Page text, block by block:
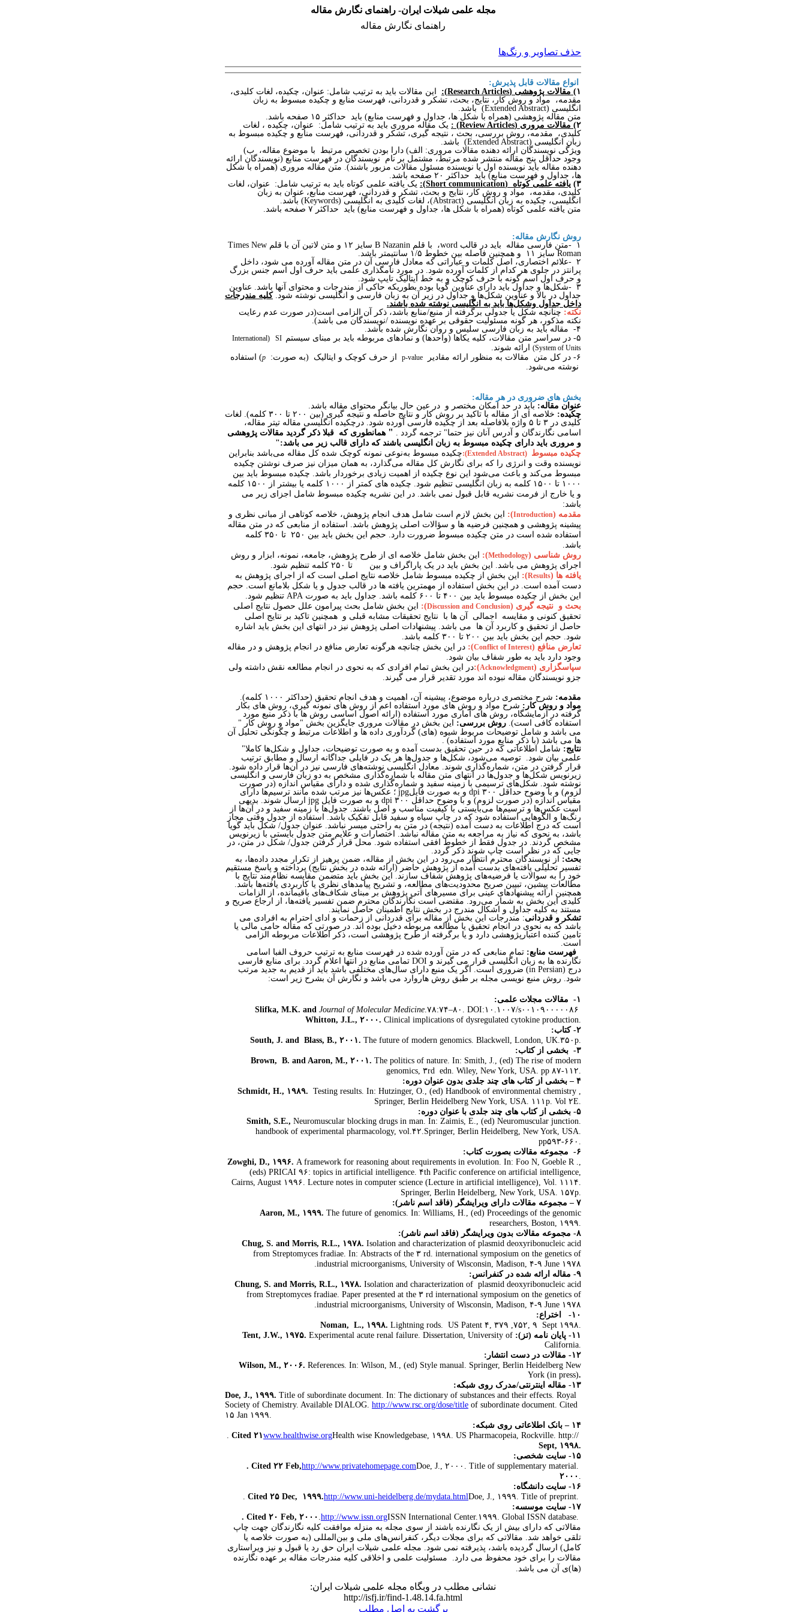
مجله علمی شیلات ایران- راهنمای نگارش مقاله
راهنمای نگارش مقاله
حذف تصاویر و رنگ‌ها
انواع مقالات قابل پذیرش:
۱) مقالات پژوهشی (Research Articles
):
این مقالات باید به ترتیب شامل: عنوان، چکیده، لغات کلیدی،
مقدمه، مواد و روش کار، نتایج، بحث، تشکر و قدردانی، فهرست منابع و چکیده مبسوط به زبان
انگلیسی (Extended Abstract)
باشد.
متن مقاله پژوهشی (همراه با شکل ها، جداول و فهرست منابع) باید حداکثر ۱۵ صفحه باشد.
۲) مقالات مروری (
Review Articles
) : یک مقاله مروری باید به ترتیب شامل: عنوان، چکیده ، لغات
کلیدی، مقدمه، روش بررسی، بحث ، نتیجه گیری، تشکر و قدردانی، فهرست منابع و چکیده مبسوط به
زبان انگلیسی (Extended Abstract) باشد.
وی‍ژگی نویسندگان ارائه دهنده مقالات مروری: الف) دارا بودن تخصص مرتبط با موضوع مقاله، ب)
وجود حداقل پنج مقاله منتشر شده مرتبط، مشتمل بر نام نویسندگان در فهرست منابع (نویسندگان ارائه
دهنده مقاله باید نویسنده اول یا نویسنده مسئول مقالات مزبور باشند). متن مقاله مروری (همراه با شکل
ها، جداول و فهرست منابع) باید حداکثر ۲۰ صفحه باشد.
۳) یافته علمی کوتاه (
Short communication
): یک یافته علمی کوتاه باید به ترتیب شامل: عنوان، لغات
کلیدی، مقدمه، مواد و روش کار، نتایج و بحث، تشکر و قدردانی، فهرست منابع، عنوان به زبان
انگلیسی، چکیده به زبان انگلیسی (Abstract)، لغات کلیدی به انگلیسی (Keywords) باشد.
متن یافته علمی کوتاه (همراه با شکل ها، جداول و فهرست منابع) باید حداکثر ۷ صفحه باشد.
روش نگارش مقاله:
۱
-متن فارسی مقاله باید در قالب word، با قلم B Nazanin سایز ۱۲ و متن لاتین آن با قلم
Times New
Roman سایز ۱۱ و همچنین فاصله بین خطوط ۱/۵ سانتیمتر باشد
.
۲ -علائم اختصاری، اصل کلمات و عباراتی که معادل فارسی آن در متن مقاله آورده می شود، داخل
پرانتز در جلوی هر کدام از کلمات آورده شود. در مورد نامگذاری علمی باید حرف اول اسم جنس بزرگ
و حرف اول اسم گونه با حرف کوچک و به خط ایتالیک تایپ شود.
۳ -شکل‌ها و جداول باید دارای عناوین گویا بوده بطوریکه حاکی از مندرجات و محتوای آنها باشد. عناوین
جداول در بالا و عناوین شکل‌ها و جداول در زیر آن به زبان فارسی و انگلیسی نوشته شود.کلیه مندرجات
داخل جداول وشکل‌ها باید به انگلیسی نوشته شده باشند.
نکته: چنانچه شکل یا جدولی برگرفته از منبع/منابع باشد، ذکر آن الزامی است(در صورت عدم رعایت
نکته مذکور، هر گونه مسئولیت حقوقی بر عهده نویسنده /نویسندگان می باشد).
۴- مقاله باید به زبان فارسی سلیس و روان نگارش شده باشد.
۵- در سراسر متن مقالات، کلیه یکاها (واحدها) و نمادهای مربوطه باید بر مبنای سیستم
SI
(
International
System of Units
) ارائه شوند.
۶- در کل متن
مقالات به منظور ارائه مقادیر p-value از حرف کوچک و ایتالیک (به صورت: p) استفاده
نوشته می‌شود.
بخش های ضروری در هر مقاله:
عنوان مقاله: باید در حد امکان مختصر و در عین حال بیانگر محتوای مقاله باشد.
چکیده:
خلاصه ای از مقاله با تاکید بر روش کار و نتایج حاصله و نتیجه گیری (بین ۲۰۰ تا ۳۰۰ کلمه). لغات
کلیدی در ۳ تا ۵ واژه بلافاصله بعد از چکیده فارسی آورده شود. درچکیده انگلیسی مقاله تیتر مقاله،
اسامی نگارندگان و آدرس آنان نیز حتما" ترجمه گردد .
" همانطوری که قبلا ذکر گردید مقالات پژوهشی
و مروری باید دارای چکیده مبسوط به زبان انگلیسی باشند که دارای قالب زیر می باشد:"
چکیده مبسوط :(Extended Abstract)چکیده مبسوط به‌نوعی نمونه کوچک شده کل مقاله می‌باشد بنابراین
نویسنده وقت و انرژی را که برای نگارش کل مقاله می‌گذارد، به همان میزان نیز صرف نوشتن چکیده
مبسوط می‌کند و باعث می‌شود این نوع چکیده از اهمیت زیادی برخوردار باشد. چکیده مبسوط باید بین
۱۰۰۰ تا ۱۵۰۰ کلمه به زبان انگلیسی تنظیم شود. چکیده­ های کمتر از ۱۰۰۰ کلمه یا بیشتر از ۱۵۰۰ کلمه
و یا خارج از فرمت نشریه قابل قبول نمی­ باشد. در این نشریه چکیده مبسوط شامل اجزای زیر می
باشد:
مقدمه (Introduction
):
این بخش لازم است شامل هدف انجام پژوهش، خلاصه کوتاهی از مبانی نظری و
پیشینه پژوهشی و همچنین فرضیه ­ها و سؤالات اصلی پژوهش باشد. استفاده از منابعی که در متن مقاله
استفاده شده است در متن چکیده مبسوط ضرورت دارد.
حجم این بخش باید بین ۲۵۰ تا ۳۵۰ کلمه
باشد.
روش­ شناسی (Methodology
):
این بخش شامل خلاصه ­ای از طرح پژوهش، جامعه، نمونه، ابزار و روش
اجرای پژوهش می ­باشد. این بخش باید در یک پاراگراف و بین
تنظیم شود.
یافته ­ها (Results
):
این بخش از چکیده مبسوط شامل خلاصه نتایج اصلی است که از اجرای پژوهش به
دست آمده است. در این بخش استفاده از مهم­ترین یافته ­ها در قالب جدول و یا شکل بلامانع است. حجم
این بخش از چکیده مبسوط باید بین ۴۰۰ تا ۶۰۰ کلمه باشد . جداول باید به صورت APA تنظیم شود.
بحث و نتیجه­ گیری (Conclusion
Discussion and
):
این بخش شامل بحث پیرامون علل حصول نتایج اصلی
تحقیق کنونی و مقایسه اجمالی آن ها با نتایج تحقیقات مشابه قبلی و همچنین تاکید بر نتایج اصلی
حاصل از تحقیق و کاربرد آن ها می باشد. پیشنهادات اصلی پژوهش نیز در انتهای این بخش باید اشاره
شود. حجم این بخش باید بین ۲۰۰ تا ۳۰۰ کلمه باشد.
تعارض منافع (Conflict of Interest
): در این بخش چنانچه هرگونه تعارض منافع در انجام پژوهش و در مقاله
وجود دارد باید به طور شفاف بیان شود.
سپاسگزاری (Acknowledgment
):در این بخش تمام افرادی که به نحوی در انجام مطالعه نقش داشته ولی
جزو نویسندگان مقاله نبوده اند مورد تقدیر قرار می گیرند.
مقدمه: شرح مختصری درباره موضوع، پیشینه آن، اهمیت و هدف انجام تحقیق (حداکثر ۱۰۰۰ کلمه)
.
مواد و روش کار: شرح مواد و روش های مورد استفاده اعم از روش های نمونه گیری، روش های بکار
گرفته در آزمایشگاه، روش های آماری مورد استفاده (ارائه اصول اساسی روش ها با ذکر منبع مورد
استفاده کافی است). روش بررسی: این بخش در مقالات مروری جایگزین بخش "مواد و روش کار "
می باشد و شامل توضیحات مربوط شیوه (های) گردآوری داده ها و اطلاعات مرتبط و چگونگی تحلیل آن
ها می باشد (با ذکر منابع مورد استفاده) .
نتایج: شامل اطلاعاتی که در حین تحقیق بدست آمده و به صورت توضیحات، جداول و شکل‌ها کاملا"
علمی بیان شود. توصیه می‌شود، شکل‌ها و جدول‌ها هر یک در فایلی جداگانه ارسال و مطابق ترتیب
قرار گرفتن در متن، شماره‌گذاری شوند. معادل انگلیسی نوشته‌های فارسی نیز در آن‌ها قرار داده شود.
زیرنویس شکل‌ها و جدول‌ها در انتهای متن مقاله با شماره‌گذاری مشخص به دو زبان فارسی و انگلیسی
نوشته شود. شکل‌های ترسیمی با زمینه سفید و شماره‌گذاری شده و دارای مقیاس اندازه (در صورت
لزوم) و با وضوح حداقل ۳۰۰
dpi و به صورت فایلjpg ؛ عکس‌ها نیز مرتب شده مانند ترسیم‌ها دارای
مقیاس اندازه (در صورت لزوم) و با وضوح حداقل ۳۰۰
dpi و به صورت فایل jpg ارسال شوند. بدیهی
است عکس‌ها و ترسیم‌ها می‌بایستی با کیفیت مناسب و اصل باشند. جدول‌ها با زمینه سفید و در آن‌ها از
رنگ‌ها و الگوهایی استفاده شود که در چاپ سیاه و سفید قابل تفکیک باشد. استفاده از جدول وقتی مجاز
است که درج اطلاعات به دست آمده (نتیجه) در متن به راحتی میسر نباشد. عنوان جدول/ شکل باید گویا
باشد، به نحوی که نیاز به مراجعه به متن مقاله نباشد. اختصارات و علایم متن جدول بایستی با زیرنویس
مشخص گردند. در جدول فقط از خطوط افقی استفاده شود. محل قرار گرفتن جدول/ شکل در متن، در
جایی که در نظر است چاپ شوند ذکر گردد.
بحث:
از نویسندگان محترم انتظار می‌رود در این بخش از مقاله، ضمن پرهیز از تکرار مجدد داده‌ها، به
تفسیر تحلیلی یافته‌های بدست آمده از پژوهش حاضر (ارائه شده در بخش نتایج) پرداخته و پاسخ مستقیم
خود را به سوالات یا فرضیه‌های پژوهش شفاف سازند. این بخش باید متضمن مقایسه نظام‌مند نتایج با
مطالعات پیشین، تبیین صریح محدودیت‌های مطالعه، و تشریح پیامدهای نظری یا کاربردی یافته‌ها باشد.
همچنین ارائه پیشنهادهای عینی برای مسیرهای آتی پژوهش بر مبنای شکاف‌های باقیمانده، از الزامات
کلیدی این بخش به شمار می‌رود. مقتضی است نگارندگان محترم ضمن تفسیر یافته‌ها، از ارجاع صریح و
مستند به کلیه جداول و اشکال مندرج در بخش نتایج اطمینان حاصل نمایند.
تشکر و قدردانی: مندرجات این بخش از مقاله برای قدردانی از زحمات و ادای احترام به افرادی می
باشد که به نحوی در انجام تحقیق یا مطالعه مربوطه دخیل بوده اند. در صورتی که مقاله حامی مالی یا
تامین کننده اعتبارپژوهشی دارد و یا برگرفته از طرح پژوهشی است، ذکر اطلاعات مربوطه الزامی
است.
فهرست منابع: تمام منابعی که در متن آورده شده در فهرست منابع به ترتیب حروف الفبا اسامی
نگارنده ها به زبان انگلیسی قرار می گیرند و DOI تمامی منابع در انتها اعلام گردد. برای منابع فارسی
درج (in Persian
) ضروری است. اگر یک منبع دارای سال‌های مختلفی باشد باید از قدیم به جدید مرتب
شود. روش منبع نویسی مجله بر طبق روش هاروارد می باشد و نگارش آن بشرح زیر است:
۱-
مقالات مجلات علمی:
۷۸:۷۴–۸۰. DOI:۱۰.۱۰۰۷/s۰۰۱۰۹۰۰۰۰۰۸۶.
Journal of Molecular Medicine
Slifka, M.K. and
Whitton, J.L., ۲۰۰۰. Clinical implications of dysregulated cytokine production.
۲- کتاب:
South, J. and Blass, B., ۲۰۰۱. The future of modern genomics. Blackwell, London, UK.۳۵۰p.
۳-
بخشی از کتاب:
Brown, B. and Aaron, M., ۲۰۰۱. The politics of nature. In: Smith, J., (ed) The rise of modern
genomics, ۳rd edn. Wiley, New York, USA. pp ۸۷-۱۱۲.
۴ – بخشی از کتاب های چند جلدی بدون عنوان دوره:
Schmidt, H., ۱۹۸۹. Testing results. In: Hutzinger, O., (ed) Handbook of environmental chemistry ,
Vol ۲E. Springer, Berlin Heidelberg New York, USA. ۱۱۱p.
۵- بخشی از کتاب های چند جلدی با عنوان دوره:
Smith, S.E., Neuromuscular blocking drugs in man. In: Zaimis, E., (ed) Neuromuscular junction.
handbook of experimental pharmacology, vol.۴۲.Springer, Berlin Heidelberg, New York, USA.
pp۵۹۳-۶۶۰.
۶-
مجموعه مقالات بصورت کتاب:
Zowghi, D., ۱۹۹۶. A framework for reasoning about requirements in evolution. In: Foo N, Goeble R .,
(eds) PRICAI ۹۶: topics in artificial intelligence. ۴th Pacific conference on artificial intelligence,
Cairns, August ۱۹۹۶. Lecture notes in computer science (Lecture in artificial intelligence), Vol. ۱۱۱۴.
Springer, Berlin Heidelberg, New York, USA. ۱۵۷p.
۷ – مجموعه مقالات دارای ویرایشگر (فاقد اسم ناشر):
Aaron, M., ۱۹۹۹. The future of genomics. In: Williams, H., (ed) Proceedings of the genomic
researchers, Boston, ۱۹۹۹.
۸- مجموعه مقالات بدون ویرایشگر (فاقد اسم ناشر):
Chug, S. and Morris, R.L., ۱۹۷۸. Isolation and characterization of plasmid deoxyribonucleic acid
from Streptomyces fradiae. In: Abstracts of the ۳ rd. international symposium on the genetics of
industrial microorganisms, University of Wisconsin, Madison, ۴-۹ June ۱۹۷۸.
۹- مقاله ارائه شده در کنفرانس:
Chung, S. and Morris, R.L., ۱۹۷۸. Isolation and characterization of plasmid deoxyribonucleic acid
from Streptomyces fradiae. Paper presented at the ۳ rd international symposium on the genetics of
industrial microorganisms, University of Wisconsin, Madison, ۴-۹ June ۱۹۷۸.
۱۰-
اختراع:
Noman, L., ۱۹۹۸. Lightning rods. US Patent ۴, ۳۷۹ ,۷۵۲, ۹ Sept ۱۹۹۸.
۱۱- پایان نامه (تز):
Tent, J.W., ۱۹۷۵. Experimental acute renal failure. Dissertation, University of
California.
۱۲- مقالات در دست انتشار:
Wilson, M., ۲۰۰۶. References. In: Wilson, M., (ed) Style manual. Springer, Berlin Heidelberg New
York (in press).
۱۳- مقاله اینترنتی/مدرک روی شبکه:
Doe, J., ۱۹۹۹. Title of subordinate document. In: The dictionary of substances and their effects. Royal
Society of Chemistry. Available DIALOG. http://www.rsc.org/dose/title of subordinate document. Cited
۱۵ Jan ۱۹۹۹.
۱۴ – بانک اطلاعاتی روی شبکه:
Health wise Knowledgebase, ۱۹۹۸. US Pharmacopeia, Rockville. http://www.healthwise.org
. Cited ۲۱
Sept, ۱۹۹۸.
۱۵- سایت شخصی:
Doe, J., ۲۰۰۰. Title of supplementary material.http://www.privatehomepage.com. Cited ۲۲ Feb,
۲۰۰۰ .
۱۶- سایت دانشگاه:
Doe, J., ۱۹۹۹. Title of preprint.http://www.uni-heidelberg.de/mydata.html
. Cited ۲۵ Dec, ۱۹۹۹.
۱۷- سایت موسسه:
ISSN International Center.۱۹۹۹. Global ISSN database.http://www.issn.org . Cited ۲۰ Feb, ۲۰۰۰ .
مقالاتی که دارای بیش از یک نگارنده باشند از سوی مجله به منزله موافقت کلیه نگارندگان جهت چاپ
تلقی خواهد شد. مقالاتی که برای مجلات دیگر، کنفرانس‌های ملی و بین‌المللی (به صورت خلاصه یا
کامل) ارسال گردیده باشد، پذیرفته نمی شود. مجله علمی شیلات ایران حق رد یا قبول و نیز ویراستاری
مقالات را برای خود محفوظ می دارد. مسئولیت علمی و اخلاقی کلیه مندرجات مقاله بر عهده نگارنده
(ها)ی آن می باشد.
نشانی مطلب در وبگاه مجله علمی شیلات ایران:
http://isfj.ir/find-1.48.14.fa.html
برگشت به اصل مطلب